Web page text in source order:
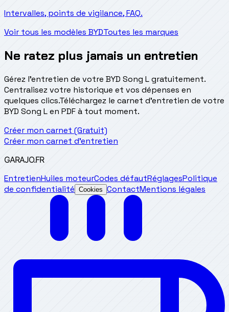
Intervalles, points de vigilance, FAQ.
Voir tous les modèles BYDToutes les marques
Ne ratez plus jamais un entretien
Gérez l'entretien de votre BYD Song L gratuitement.
Centralisez votre historique et vos dépenses en
quelques clics.Téléchargez le carnet d'entretien de votre
BYD Song L en PDF à tout moment.
Créer mon carnet (Gratuit)
Créer mon carnet d'entretien
GARAJO.FR
EntretienHuiles moteurCodes défautRéglagesPolitique
de confidentialité Cookies ContactMentions légales